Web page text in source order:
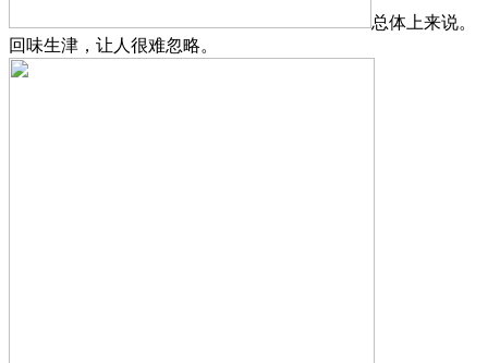
总体上来说。
回味生津，让人很难忽略。